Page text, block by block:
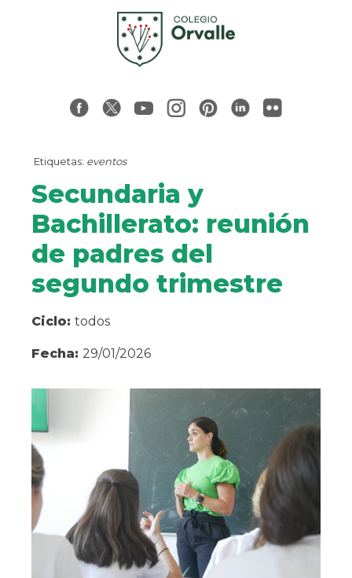
Etiquetas: eventos
Secundaria y
Bachillerato: reunión
de padres del
segundo trimestre
Ciclo: todos
Fecha: 29/01/2026